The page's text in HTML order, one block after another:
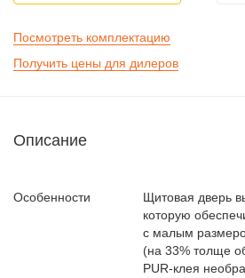
Посмотреть комплектацию
Получить цены для дилеров
Описание
Особенности
Щитовая дверь
которую
с малым
(на 33% толще
PUR-клея